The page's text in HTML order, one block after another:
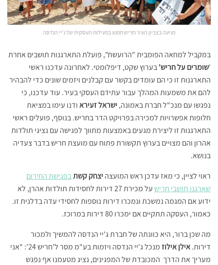
פגיעה בצביון העיר חריש תפגע בפעילות העסקית של ג'יי הנדסה
במקביל למחאה הפומבית "הרועשת", פועלת התארגנות תושבים אחרת
'שומרים על חריש'בערוץ שקט, דיפלומטי. לאחרונה עדכנו ראשי
התארגנות זו כי הם עומדים בקשר עם קבלנים ויזמים שונים כדי להבהיר
להם את משמעות המהלך עבור עתידם העסקי בעיר. עוד עדכנו, כי
נפגשו עם מנכ"ל חברת באמונה,ישראל זעיראודנו עימו במציאת
חלופות אפשרויות למכירה בפרויקט הדר בחריש. בנוסף, פועלים ראשי
התארגנות זו ליצירת מגעים באמצעות מתווך לפגישה עם נציגי תולדות
אהרון והם מצויים בערוץ תקשורת פתוח עם מועצת חריש בדבר צעדיה
בנושא.
ראוי לציין, כי מאז עדכן ראש המועצהיצחק קשתבפגישת החירום
שארגנו תושבי חריש
על מכירת 27 דירות לחסידות תולדות אהרן, לא
ידוע אם המגמה נמשכת ונמכרו דירות נוספות לחסידי עדה בדלנית זו.
כאמור, העסקה תתקיים אם ימכרו 80 דירות במרוכז.
מה שכן ברור, היא כוונתה של חברת ג'יי הנדסה להמשיך ולמכור
דירות.אילן אילוז
מנכל ג'יי הנדסה ויזמות בע"מ מסר ל'חריש 24': "אני
מעריך את הדרך המכובדת של המפגינים, נציג מטעמנו אף נפגש